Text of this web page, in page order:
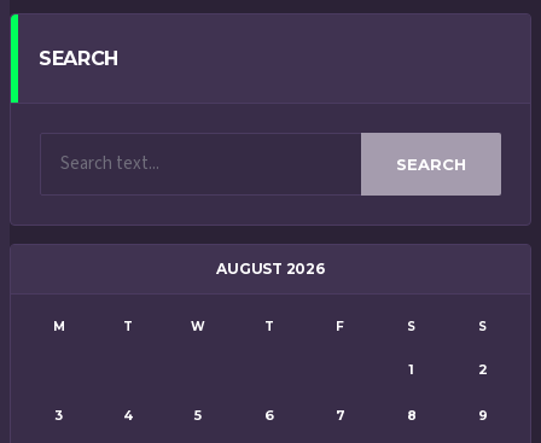
SEARCH
SEARCH
AUGUST 2026
M T W T F S S
1 2
3 4 5 6 7 8 9